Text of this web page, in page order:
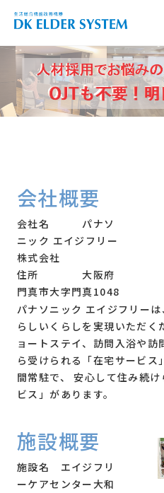
こんなに使えるDK
アクティブ
目
で観る
基本性能・仕様
会社概要
会社名 パナソ
ニック エイジフリー
株式会社
住所 大阪府
門真市大字門真1048
パナソニック エイジフリー
らしいくらしを実現いただく
ョートステイ、訪問入浴や
ら受けられる「在宅サービ
間常駐で、 安心して住み続
ビス」があります。
施設概要
施設名 エイジフリ
ーケアセンター大和